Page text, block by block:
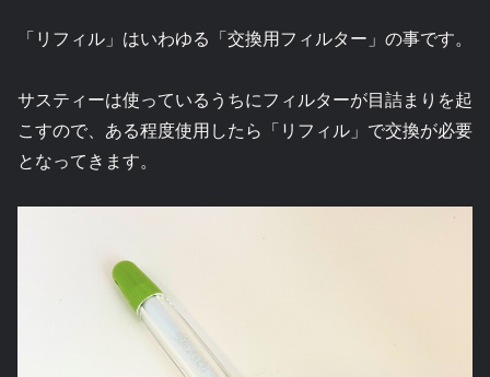
「リフィル」はいわゆる「交換用フィルター」の事です。
サスティーは使っているうちにフィルターが目詰まりを起
こすので、ある程度使用したら「リフィル」で交換が必要
となってきます。